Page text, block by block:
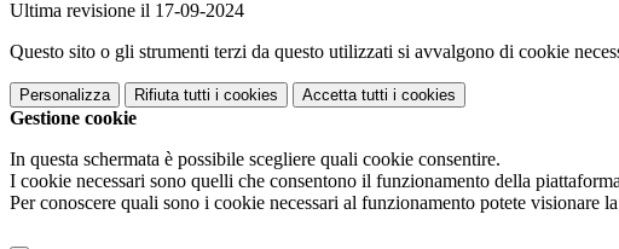
Ultima revisione il 17-09-2024
Questo sito o gli strumenti terzi da questo utilizzati si avvalgono di cookie
Personalizza Rifiuta tutti i cookies Accetta tutti i cookies
Gestione cookie
In questa schermata è possibile scegliere quali cookie consentire.
I cookie necessari sono quelli che consentono il funzionamento della
Per conoscere quali sono i cookie necessari al funzionamento potete visionare la